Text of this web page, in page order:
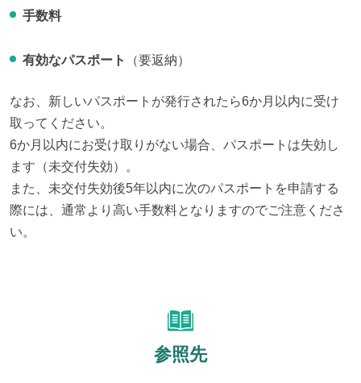
手数料
有効なパスポート （要返納）
なお、新しいパスポートが発行されたら6か月以内に受け
取ってください。
6か月以内にお受け取りがない場合、パスポートは失効し
ます（未交付失効）。
また、未交付失効後5年以内に次のパスポートを申請する
際には、通常より高い手数料となりますのでご注意くださ
い。
参照先